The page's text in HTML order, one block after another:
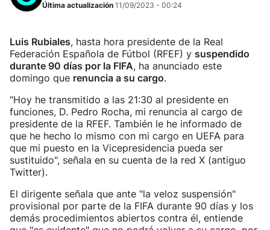
Última actualización 11/09/2023 - 00:24
Luis Rubiales, hasta hora presidente de la Real
Federación Española de Fútbol (RFEF) y suspendido
durante 90 días por la FIFA, ha anunciado este
domingo que renuncia a su cargo.
"Hoy he transmitido a las 21:30 al presidente en
funciones, D. Pedro Rocha, mi renuncia al cargo de
presidente de la RFEF. También le he informado de
que he hecho lo mismo con mi cargo en UEFA para
que mi puesto en la Vicepresidencia pueda ser
sustituido", señala en su cuenta de la red X (antiguo
Twitter).
El dirigente señala que ante "la veloz suspensión"
provisional por parte de la FIFA durante 90 días y los
demás procedimientos abiertos contra él, entiende